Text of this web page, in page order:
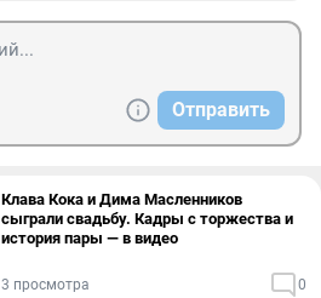
Отправить
Клава Кока и Дима Масленников
сыграли свадьбу. Кадры с торжества и
история пары — в видео
3 просмотра 0